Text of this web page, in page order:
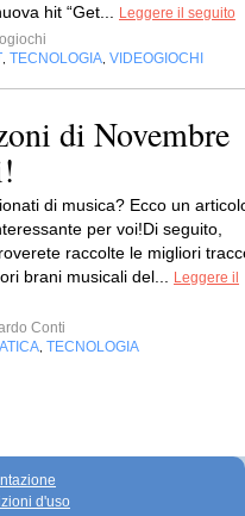
hit “Get...
Leggere il seguito
TECNOLOGIA VIDEOGIOCHI
di Novembre
di musica? Ecco un
per voi!Di seguito,
raccolte le migliori
brani musicali del...
Leggere il
Conti
TECNOLOGIA
d'uso